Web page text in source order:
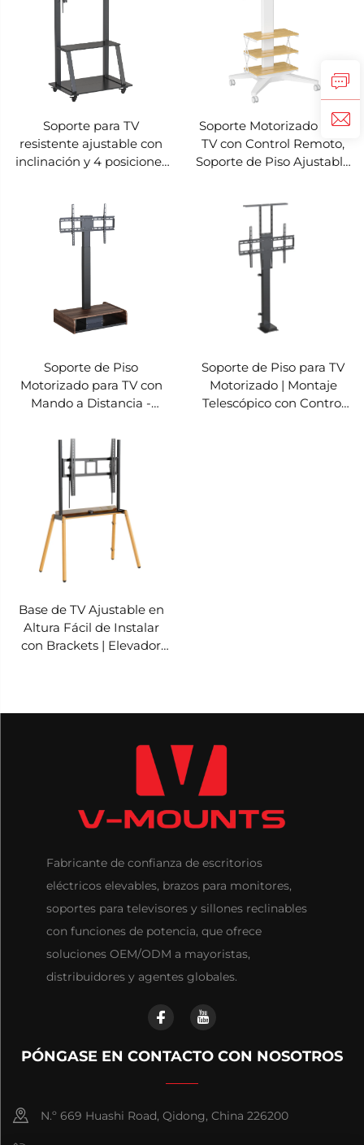
Soporte para TV
resistente ajustable con
inclinación y 4 posiciones
MOUNTS VM-TC011
Soporte Motorizado para
TV con Control Remoto,
Soporte de Piso Ajustable
MOUNTS VM-TC010
Soporte de Piso
Motorizado para TV con
Mando a Distancia -
Telescópico Ajustable
para Pantallas de 37–65” |
V-MOUNTS VM-TC001
Soporte de Piso para TV
Motorizado | Montaje
Telescópico con Control
Base de TV Ajustable en
Altura Fácil de Instalar
con Brackets | Elevador
Fabricante de confianza de escritorios
eléctricos elevables, brazos para monitores,
soportes para televisores y sillones reclinables
con funciones de potencia, que ofrece
soluciones OEM/ODM a mayoristas,
distribuidores y agentes globales.
PÓNGASE EN CONTACTO CON NOSOTROS
N.º 669 Huashi Road, Qidong, China 226200